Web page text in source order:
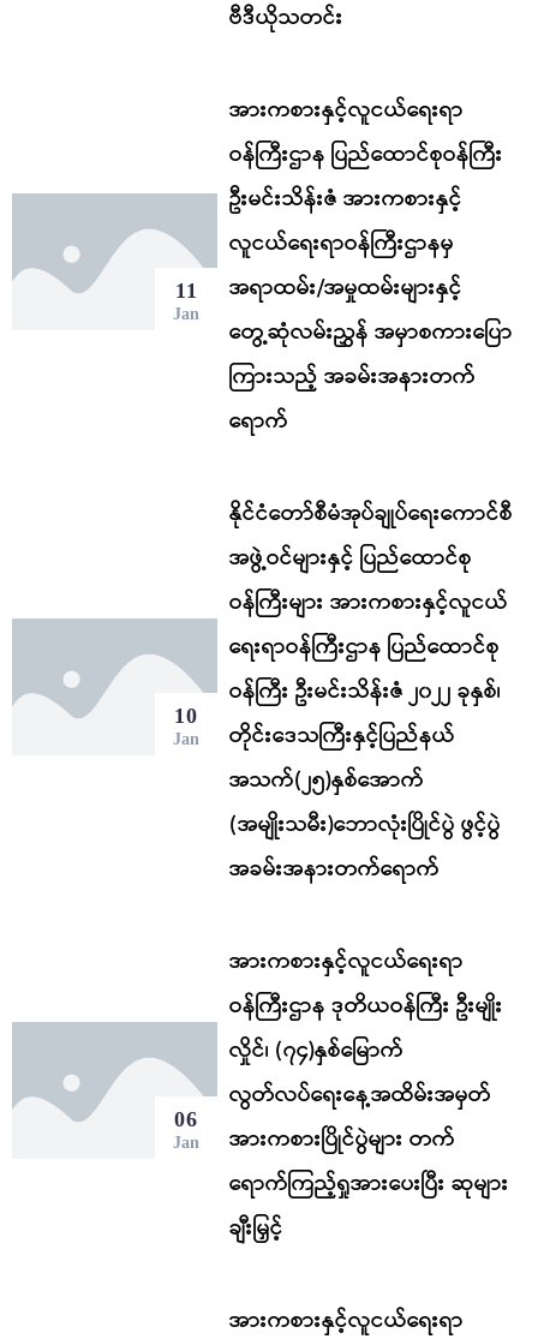
ဗီဒီယိုသတင်း
11
Jan
အားကစားနှင့်လူငယ်ရေးရာ
ဝန်ကြီးဌာန ပြည်ထောင်စုဝန်ကြီး
ဦးမင်းသိန်းဇံ အားကစားနှင့်
လူငယ်ရေးရာဝန်ကြီးဌာနမှ
အရာထမ်း/အမှုထမ်းများနှင့်
တွေ့ဆုံလမ်းညွှန် အမှာစကားပြော
ကြားသည့် အခမ်းအနားတက်
ရောက်
10
Jan
နိုင်ငံတော်စီမံအုပ်ချုပ်ရေးကောင်စီ
အဖွဲ့ဝင်များနှင့် ပြည်ထောင်စု
ဝန်ကြီးများ အားကစားနှင့်လူငယ်
ရေးရာဝန်ကြီးဌာန ပြည်ထောင်စု
ဝန်ကြီး ဦးမင်းသိန်းဇံ ၂၀၂၂ ခုနှစ်၊
တိုင်းဒေသကြီးနှင့်ပြည်နယ်
အသက်(၂၅)နှစ်အောက်
(အမျိုးသမီး)ဘောလုံးပြိုင်ပွဲ ဖွင့်ပွဲ
အခမ်းအနားတက်ရောက်
06
Jan
အားကစားနှင့်လူငယ်ရေးရာ
ဝန်ကြီးဌာန ဒုတိယဝန်ကြီး ဦးမျိုး
လှိုင်၊ (၇၄)နှစ်မြောက်
လွတ်လပ်ရေးနေ့အထိမ်းအမှတ်
အားကစားပြိုင်ပွဲများ တက်
ရောက်ကြည့်ရှုအားပေးပြီး ဆုများ
ချီးမြှင့်
အားကစားနှင့်လူငယ်ရေးရာ